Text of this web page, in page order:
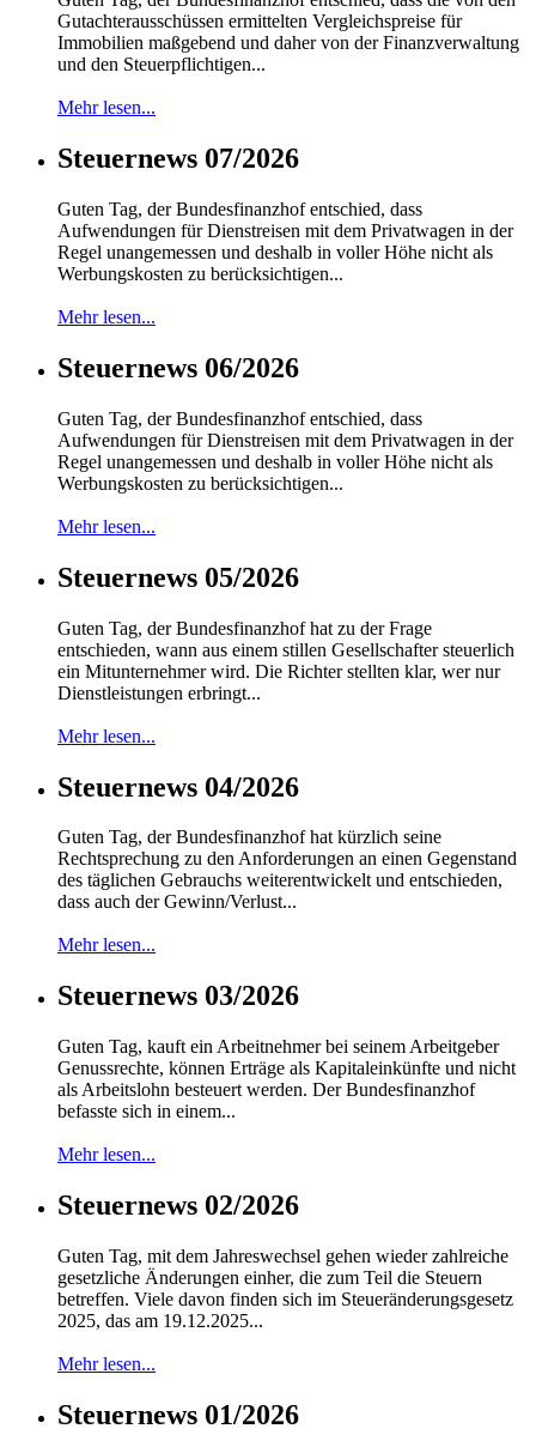
Gutachterausschüssen ermittelten Vergleichspreise für
Immobilien maßgebend und daher von der Finanzverwaltung
und den Steuerpflichtigen...
Mehr lesen...
Steuernews 07/2026
Guten Tag, der Bundesfinanzhof entschied, dass
Aufwendungen für Dienstreisen mit dem Privatwagen in der
Regel unangemessen und deshalb in voller Höhe nicht als
Werbungskosten zu berücksichtigen...
Mehr lesen...
Steuernews 06/2026
Guten Tag, der Bundesfinanzhof entschied, dass
Aufwendungen für Dienstreisen mit dem Privatwagen in der
Regel unangemessen und deshalb in voller Höhe nicht als
Werbungskosten zu berücksichtigen...
Mehr lesen...
Steuernews 05/2026
Guten Tag, der Bundesfinanzhof hat zu der Frage
entschieden, wann aus einem stillen Gesellschafter steuerlich
ein Mitunternehmer wird. Die Richter stellten klar, wer nur
Dienstleistungen erbringt...
Mehr lesen...
Steuernews 04/2026
Guten Tag, der Bundesfinanzhof hat kürzlich seine
Rechtsprechung zu den Anforderungen an einen Gegenstand
des täglichen Gebrauchs weiterentwickelt und entschieden,
dass auch der Gewinn/Verlust...
Mehr lesen...
Steuernews 03/2026
Guten Tag, kauft ein Arbeitnehmer bei seinem Arbeitgeber
Genussrechte, können Erträge als Kapitaleinkünfte und nicht
als Arbeitslohn besteuert werden. Der Bundesfinanzhof
befasste sich in einem...
Mehr lesen...
Steuernews 02/2026
Guten Tag, mit dem Jahreswechsel gehen wieder zahlreiche
gesetzliche Änderungen einher, die zum Teil die Steuern
betreffen. Viele davon finden sich im Steueränderungsgesetz
2025, das am 19.12.2025...
Mehr lesen...
Steuernews 01/2026